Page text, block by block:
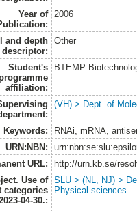
Year of
2006
and depth
descriptor:
Other
Student's
affiliation:
BTEMP
(VH) > Dept. of
Keywords:
RNAi, mRNA,
URN:NBN:
URL:
http://urn.kb.se/
Use of
categories
04-30.:
SLU > (NL, NJ) >
Physical sciences